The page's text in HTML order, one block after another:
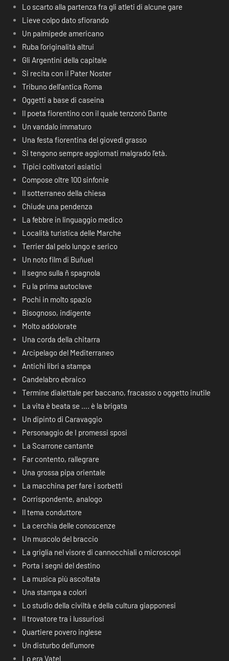
Lo scarto alla partenza fra gli atleti di alcune gare
Lieve colpo dato sfiorando
Un palmipede americano
Ruba l’originalità altrui
Gli Argentini della capitale
Si recita con il Pater Noster
Tribuno dell’antica Roma
Oggetti a base di caseina
Il poeta fiorentino con il quale tenzonò Dante
Un vandalo immaturo
Una festa fiorentina del giovedì grasso
Si tengono sempre aggiornati malgrado l’età.
Tipici coltivatori asiatici
Compose oltre 100 sinfonie
Il sotterraneo della chiesa
Chiude una pendenza
La febbre in linguaggio medico
Località turistica delle Marche
Terrier dal pelo lungo e serico
Un noto film di Buñuel
Il segno sulla ñ spagnola
Fu la prima autoclave
Pochi in molto spazio
Bisognoso, indigente
Molto addolorate
Una corda della chitarra
Arcipelago del Mediterraneo
Antichi libri a stampa
Candelabro ebraico
Termine dialettale per baccano, fracasso o oggetto inutile
La vita è beata se …. è la brigata
Un dipinto di Caravaggio
Personaggio de I promessi sposi
La Scarrone cantante
Far contento, rallegrare
Una grossa pipa orientale
La macchina per fare i sorbetti
Corrispondente, analogo
Il tema conduttore
La cerchia delle conoscenze
Un muscolo del braccio
La griglia nel visore di cannocchiali o microscopi
Porta i segni del destino
La musica più ascoltata
Una stampa a colori
Lo studio della civiltà e della cultura giapponesi
Il trovatore tra i lussuriosi
Quartiere povero inglese
Un disturbo dell’umore
Lo era Vatel